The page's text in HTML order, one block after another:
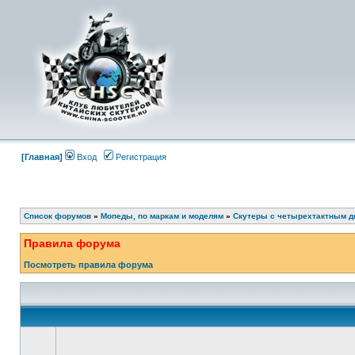
[Главная] Вход Регистрация
Список форумов » Мопеды, по маркам и моделям » Скутеры с четырехтактным
Правила форума
Посмотреть правила форума